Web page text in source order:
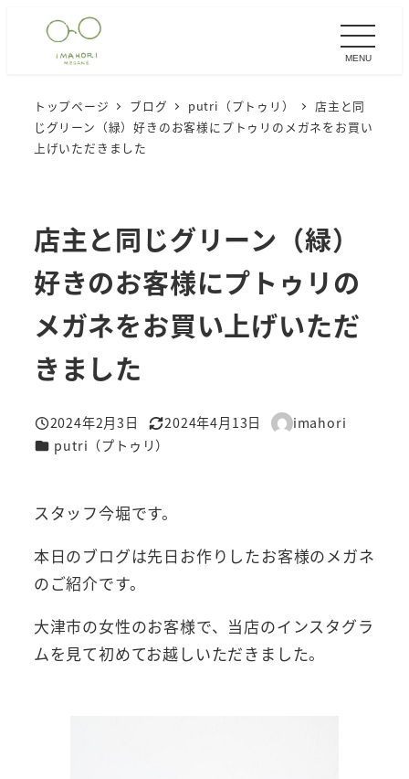
MENU
トップページ ブログ putri（プトゥリ）
店主と同
じグリーン（緑）好きのお客様にプトゥリのメガネをお買い
上げいただきました
店主と同じグリーン（緑）
好きのお客様にプトゥリの
メガネをお買い上げいただ
きました
投稿日
2024年2月3日
更新日
2024年4月13日
著
imahori
カテゴリー
putri（プトゥリ）
スタッフ今堀です。
本日のブログは先日お作りしたお客様のメガネ
のご紹介です。
大津市の女性のお客様で、当店のインスタグラ
ムを見て初めてお越しいただきました。